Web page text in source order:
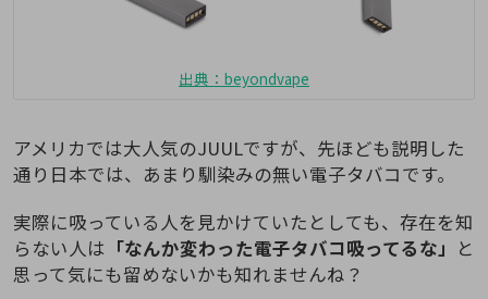
出典：beyondvape
アメリカでは大人気のJUULですが、先ほども説明した
通り日本では、あまり馴染みの無い電子タバコです。
実際に吸っている人を見かけていたとしても、存在を知
らない人は 「なんか変わった電子タバコ吸ってるな」 と
思って気にも留めないかも知れませんね？